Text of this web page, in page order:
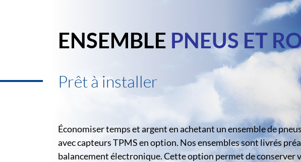
ENSEMBLE PNEUS ET
Prêt à installer
Économiser temps et argent en achetant un ensemble de
avec capteurs TPMS en option. Nos ensembles sont livrés
balancement électronique. Cette option permet de conserver